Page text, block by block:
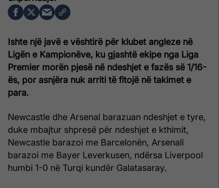
Ishte një javë e vështirë për klubet angleze në
Ligën e Kampionëve, ku gjashtë ekipe nga Liga
Premier morën pjesë në ndeshjet e fazës së 1/16-
ës, por asnjëra nuk arriti të fitojë në takimet e
para.
Newcastle dhe Arsenal barazuan ndeshjet e tyre,
duke mbajtur shpresë për ndeshjet e kthimit,
Newcastle barazoi me Barcelonën, Arsenali
barazoi me Bayer Leverkusen, ndërsa Liverpool
humbi 1-0 në Turqi kundër Galatasaray.